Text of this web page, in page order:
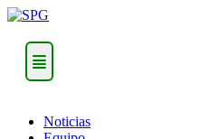
Skip
content
Noticias